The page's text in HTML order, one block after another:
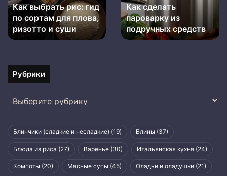
сортам
для
плова,
ризотто
Как выбрать рис: гид
по сортам для плова,
ризотто и суши
средств
Как сделать
пароварку из
подручных средств
Рубрики
Рубрики
Блинчики (сладкие и несладкие) (19) Блины (37)
Блюда из риса (27) Варенье (30) Итальянская кухня (24)
Компоты (20) Мясные супы (45) Оладьи и оладушки (21)